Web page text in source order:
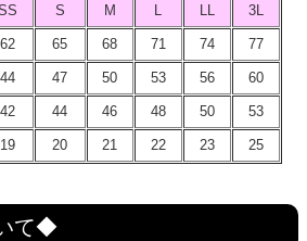
S M 3L
62 65 68 71 74 77
44 47 50 53 56 60
42 44 46 48 50 53
19 20 21 22 23 25
て◆